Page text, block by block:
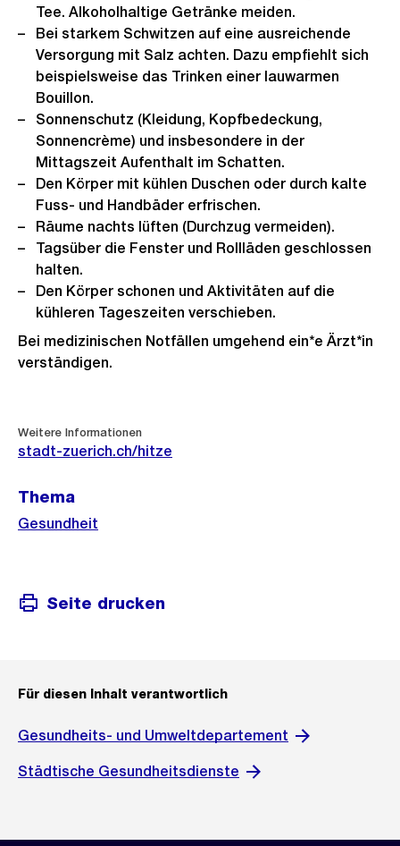
Tee. Alkoholhaltige Getränke meiden.
Bei starkem Schwitzen auf eine ausreichende
Versorgung mit Salz achten. Dazu empfiehlt sich
beispielsweise das Trinken einer lauwarmen
Bouillon.
Sonnenschutz (Kleidung, Kopfbedeckung,
Sonnencrème) und insbesondere in der
Mittagszeit Aufenthalt im Schatten.
Den Körper mit kühlen Duschen oder durch kalte
Fuss- und Handbäder erfrischen.
Räume nachts lüften (Durchzug vermeiden).
Tagsüber die Fenster und Rollläden geschlossen
halten.
Den Körper schonen und Aktivitäten auf die
kühleren Tageszeiten verschieben.
Bei medizinischen Notfällen umgehend ein*e Ärzt*in
verständigen.
Weitere
Informationen
Weitere Informationen
stadt-zuerich.ch/hitze
Thema
Gesundheit
Seite drucken
Für diesen Inhalt verantwortlich
Gesundheits- und Umweltdepartement
Städtische Gesundheitsdienste